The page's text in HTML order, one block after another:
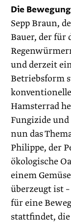
Die
Sepp Braun,
Bauer, der für
und derzeit
Betriebsform
Hamsterrad
Fungizide
nun das
Philippe, der
ökologische
einem
überzeugt ist
für eine
stattfindet,